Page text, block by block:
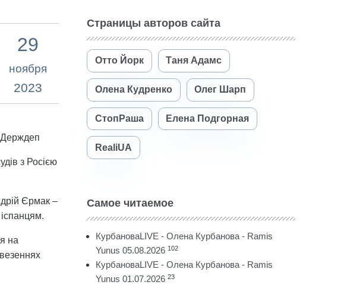
29
ноября
2023
Держдеп
з Росією
Єрмак –
на
Страницы авторов сайта
Отто Йорк Таня Адамс
Олена Кудренко Олег Шарп
СтопРаша Елена Подгорная
RealiUA
Самое читаемое
КурбановаLIVE - Олена Курбанова - Ramis
Yunus 05.08.2026 102
КурбановаLIVE - Олена Курбанова - Ramis
Yunus 01.07.2026 23